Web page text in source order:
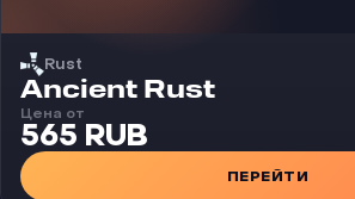
Rust
Чит
Ancient Rust
Цена от
565 RUB
ПЕРЕЙТИ